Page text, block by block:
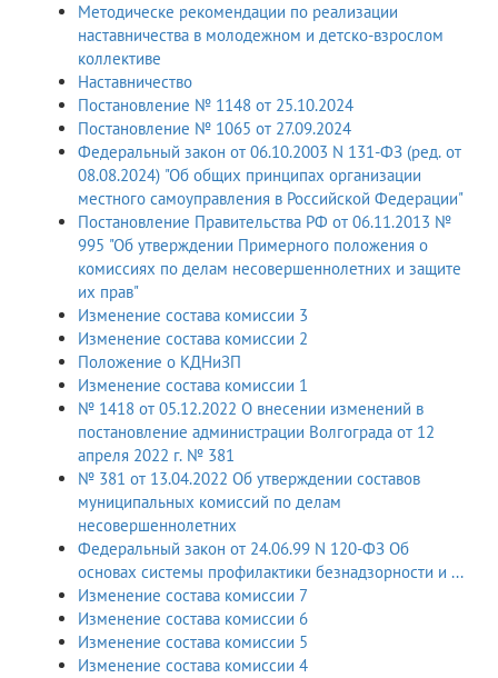
Методическе рекомендации по реализации
наставничества в молодежном и детско-взрослом
коллективе
Наставничество
Постановление № 1148 от 25.10.2024
Постановление № 1065 от 27.09.2024
Федеральный закон от 06.10.2003 N 131-ФЗ (ред. от
08.08.2024) "Об общих принципах организации
местного самоуправления в Российской Федерации"
Постановление Правительства РФ от 06.11.2013 №
995 "Об утверждении Примерного положения о
комиссиях по делам несовершеннолетних и защите
их прав"
Изменение состава комиссии 3
Изменение состава комиссии 2
Положение о КДНиЗП
Изменение состава комиссии 1
№ 1418 от 05.12.2022 О внесении изменений в
постановление администрации Волгограда от 12
апреля 2022 г. № 381
№ 381 от 13.04.2022 Об утверждении составов
муниципальных комиссий по делам
несовершеннолетних
Федеральный закон от 24.06.99 N 120-ФЗ Об
основах системы профилактики безнадзорности и ...
Изменение состава комиссии 7
Изменение состава комиссии 6
Изменение состава комиссии 5
Изменение состава комиссии 4